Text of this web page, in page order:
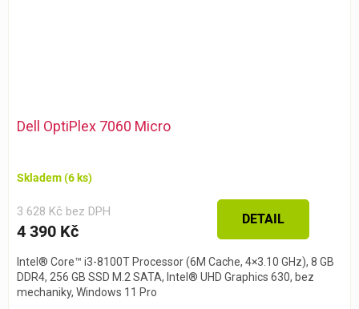
Dell OptiPlex 7060 Micro
Skladem(6 ks)
3 628 Kč bez DPH
4 390 Kč
DETAIL
Intel® Core™ i3-8100T Processor (6M Cache, 4×3.10 GHz), 8 GB
DDR4, 256 GB SSD M.2 SATA, Intel® UHD Graphics 630, bez
mechaniky, Windows 11 Pro